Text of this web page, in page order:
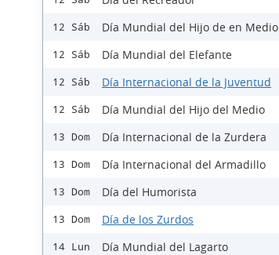
12 Sáb Día Mundial del Hijo de en Medio
12 Sáb Día Mundial del Elefante
12 Sáb Día Internacional de la Juventud
12 Sáb Día Mundial del Hijo del Medio
13 Dom Día Internacional de la Zurdera
13 Dom Día Internacional del Armadillo
13 Dom Día del Humorista
13 Dom Día de los Zurdos
14 Lun Día Mundial del Lagarto